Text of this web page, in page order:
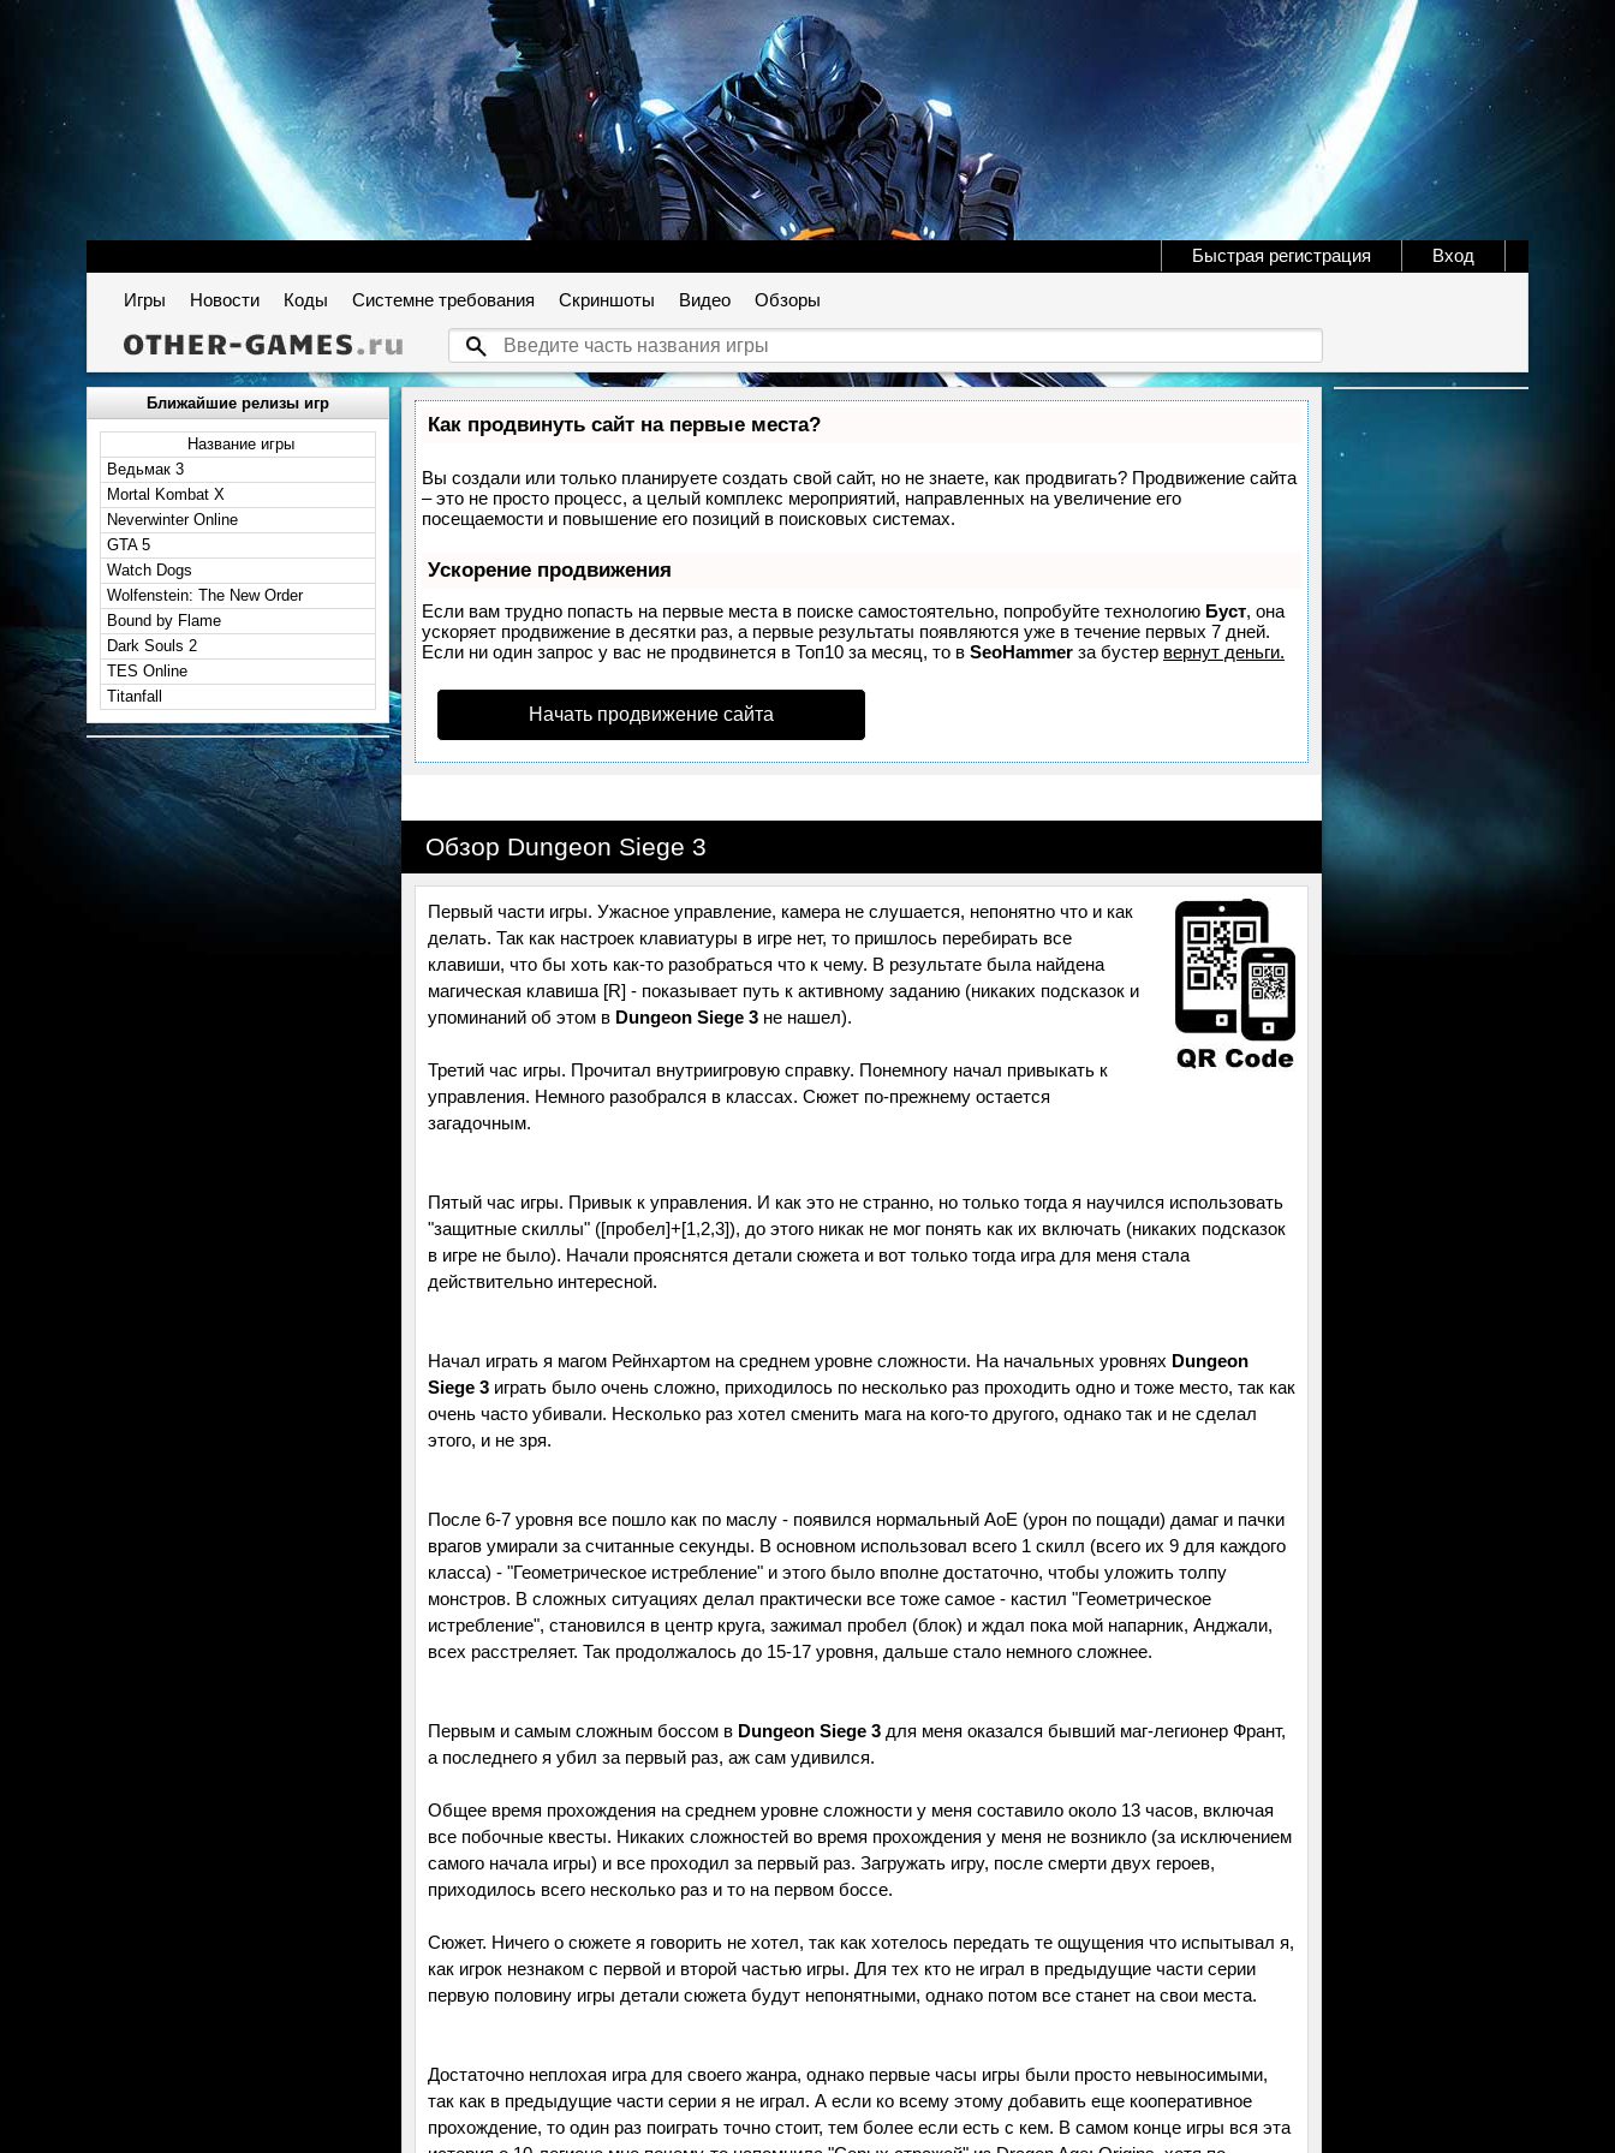
Как продвинуть сайт на первые места?
Вы создали или только планируете создать свой сайт, но не знаете, как продвигать? Продвижение сайта
– это не просто процесс, а целый комплекс мероприятий, направленных на увеличение его
посещаемости и повышение его позиций в поисковых системах.
Ускорение продвижения
Если вам трудно попасть на первые места в поиске самостоятельно, попробуйте технологию Буст, она
ускоряет продвижение в десятки раз, а первые результаты появляются уже в течение первых 7 дней.
Если ни один запрос у вас не продвинется в Топ10 за месяц, то в SeoHammer за бустер вернут деньги.
Начать продвижение сайта
Обзор Dungeon Siege 3
Первый части игры. Ужасное управление, камера не слушается, непонятно что и как
делать. Так как настроек клавиатуры в игре нет, то пришлось перебирать все
клавиши, что бы хоть как-то разобраться что к чему. В результате была найдена
магическая клавиша [R] - показывает путь к активному заданию (никаких подсказок и
упоминаний об этом в Dungeon Siege 3 не нашел).
Третий час игры. Прочитал внутриигровую справку. Понемногу начал привыкать к
управления. Немного разобрался в классах. Сюжет по-прежнему остается
загадочным.
Пятый час игры. Привык к управления. И как это не странно, но только тогда я научился использовать
"защитные скиллы" ([пробел]+[1,2,3]), до этого никак не мог понять как их включать (никаких подсказок
в игре не было). Начали прояснятся детали сюжета и вот только тогда игра для меня стала
действительно интересной.
Начал играть я магом Рейнхартом на среднем уровне сложности. На начальных уровнях Dungeon
Siege 3 играть было очень сложно, приходилось по несколько раз проходить одно и тоже место, так как
очень часто убивали. Несколько раз хотел сменить мага на кого-то другого, однако так и не сделал
этого, и не зря.
После 6-7 уровня все пошло как по маслу - появился нормальный AoE (урон по пощади) дамаг и пачки
врагов умирали за считанные секунды. В основном использовал всего 1 скилл (всего их 9 для каждого
класса) - "Геометрическое истребление" и этого было вполне достаточно, чтобы уложить толпу
монстров. В сложных ситуациях делал практически все тоже самое - кастил "Геометрическое
истребление", становился в центр круга, зажимал пробел (блок) и ждал пока мой напарник, Анджали,
всех расстреляет. Так продолжалось до 15-17 уровня, дальше стало немного сложнее.
Первым и самым сложным боссом в Dungeon Siege 3 для меня оказался бывший маг-легионер Франт,
а последнего я убил за первый раз, аж сам удивился.
Общее время прохождения на среднем уровне сложности у меня составило около 13 часов, включая
все побочные квесты. Никаких сложностей во время прохождения у меня не возникло (за исключением
самого начала игры) и все проходил за первый раз. Загружать игру, после смерти двух героев,
приходилось всего несколько раз и то на первом боссе.
Сюжет. Ничего о сюжете я говорить не хотел, так как хотелось передать те ощущения что испытывал я,
как игрок незнаком с первой и второй частью игры. Для тех кто не играл в предыдущие части серии
первую половину игры детали сюжета будут непонятными, однако потом все станет на свои места.
Достаточно неплохая игра для своего жанра, однако первые часы игры были просто невыносимыми,
так как в предыдущие части серии я не играл. А если ко всему этому добавить еще кооперативное
прохождение, то один раз поиграть точно стоит, тем более если есть с кем. В самом конце игры вся эта
Ближайшие релизы игр
Название игры
Ведьмак 3
Mortal Kombat X
Neverwinter Online
GTA 5
Watch Dogs
Wolfenstein: The New Order
Bound by Flame
Dark Souls 2
TES Online
Titanfall
Вход
Быстрая регистрация
Игры Новости Коды Системне требования Скриншоты Видео Обзоры